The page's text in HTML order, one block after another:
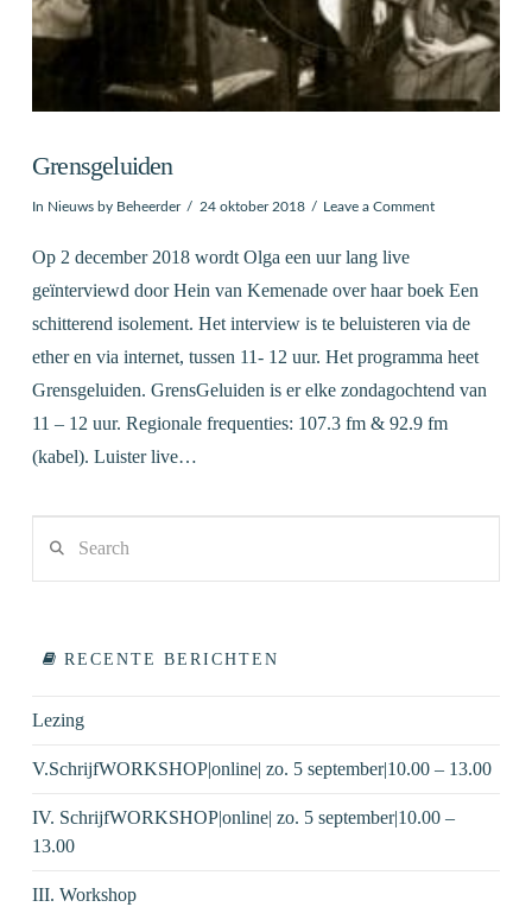
Grensgeluiden
In Nieuwsby Beheerder 24 oktober 2018 Leave a Comment
Op 2 december 2018 wordt Olga een uur lang live
geïnterviewd door Hein van Kemenade over haar boek Een
schitterend isolement. Het interview is te beluisteren via de
ether en via internet, tussen 11- 12 uur. Het programma heet
Grensgeluiden. GrensGeluiden is er elke zondagochtend van
11 – 12 uur. Regionale frequenties: 107.3 fm & 92.9 fm
(kabel). Luister live…
RECENTE BERICHTEN
Lezing
V.SchrijfWORKSHOP|online| zo. 5 september|10.00 – 13.00
IV. SchrijfWORKSHOP|online| zo. 5 september|10.00 –
13.00
III. Workshop